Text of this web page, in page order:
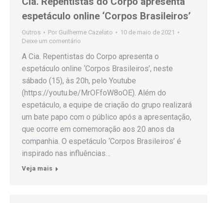
espetáculo online ‘Corpos Brasileiros’
Outros Por Guilherme Cazelato
10 de maio de 2021
Deixe um comentário
A Cia. Repentistas do Corpo apresenta o
espetáculo online ‘Corpos Brasileiros’, neste
sábado (15), às 20h, pelo Youtube
(https://youtu.be/MrOFfoW8oOE). Além do
espetáculo, a equipe de criação do grupo realizará
um bate papo com o público após a apresentação,
que ocorre em comemoração aos 20 anos da
companhia. O espetáculo ‘Corpos Brasileiros’ é
inspirado nas influências…
Veja mais